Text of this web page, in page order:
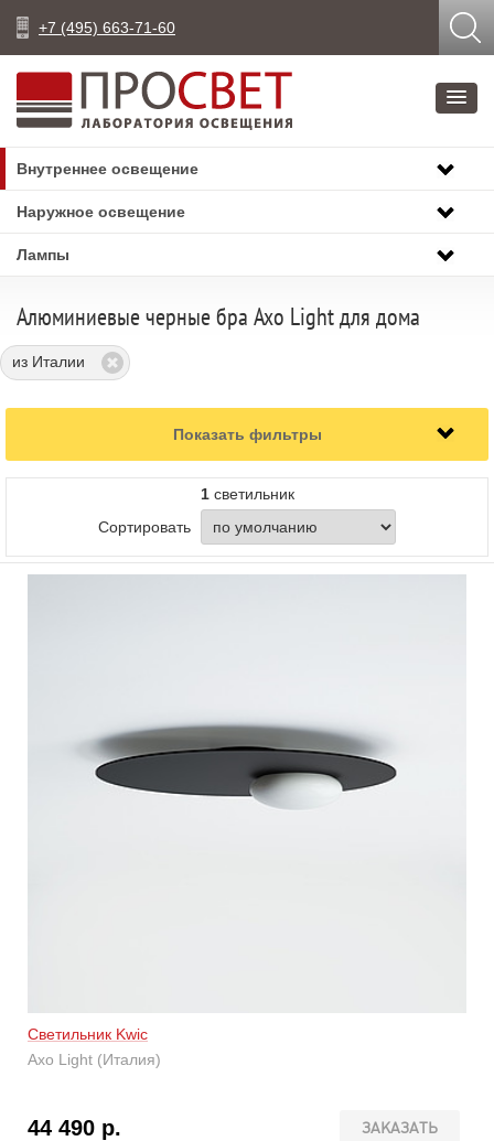
+7 (495) 663-71-60
Внутреннее освещение
Наружное освещение
Лампы
Алюминиевые черные бра Axo Light для дома
из Италии
Показать фильтры
1светильник
Сортировать
Светильник Kwic
Axo Light (Италия)
ЗАКАЗАТЬ
44 490 р.